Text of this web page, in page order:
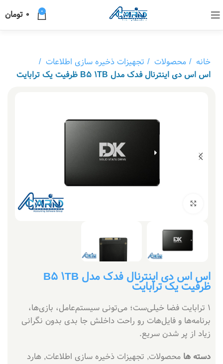
0
0 تومان
خانه محصولات
تجهیزات ذخیره سازی اطلاعات
اس اس دی اینترنال فدک مدل B5 1TB ظرفیت یک ترابایت
اس اس دی اینترنال فدک مدل B5 1TB
ظرفیت یک ترابایت
1 ترابایت فضا خیلی‌ست؛ می‌تونی سیستم‌عامل، بازی‌ها،
برنامه‌ها و فایل‌هات رو راحت داخلش جا بدی بدون نگرانی
زیاد از پر شدن سریع.
دسته ها محصولات, تجهیزات ذخیره سازی اطلاعات, هارد